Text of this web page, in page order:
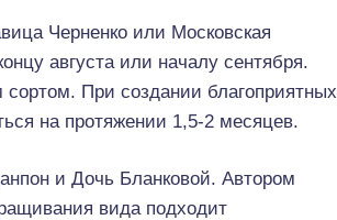
Черненко или Московская
августа или началу сентября.
При создании благоприятных
на протяжении 1,5-2 месяцев.
и Дочь Бланковой. Автором
вида подходит